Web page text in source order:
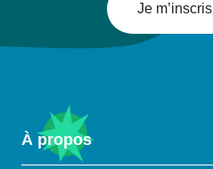
Je m’inscris
À propos